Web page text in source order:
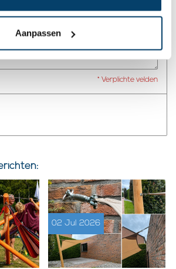
Aanpassen
* Verplichte velden
02 Jul 2026